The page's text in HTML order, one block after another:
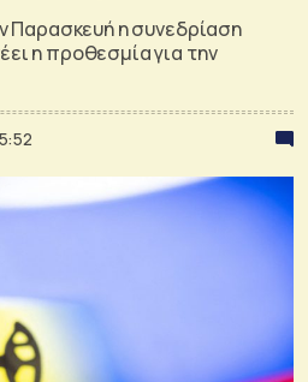
Παρασκευή η συνεδρίαση
η προθεσμία για την